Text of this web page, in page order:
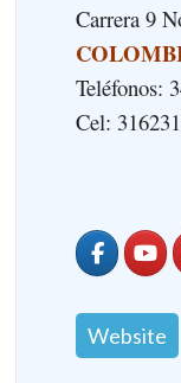
Carrera 9
Teléfonos:
Cel:
Website